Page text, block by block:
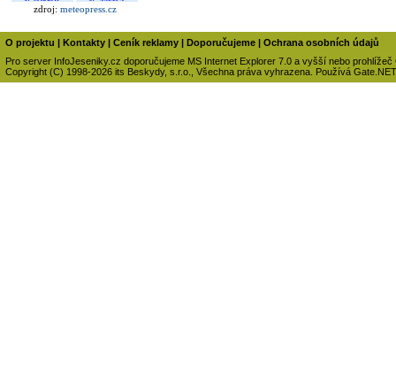
zdroj: meteopress.cz
O projektu Kontakty Ceník reklamy Doporučujeme
Ochrana osobních údajů
Pro server InfoJeseniky.cz doporučujeme MS Internet Explorer 7.0 a vyšší nebo prohlížeč
Copyright (C) 1998-2026 its Beskydy, s.r.o., Všechna práva vyhrazena. Používá